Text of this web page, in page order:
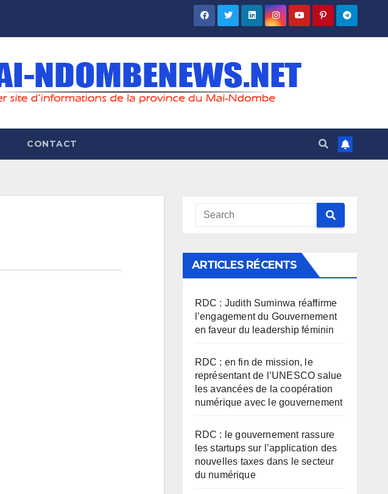
CONTACT
ARTICLES RÉCENTS
RDC : Judith Suminwa réaffirme
l’engagement du Gouvernement
en faveur du leadership féminin
RDC : en fin de mission, le
représentant de l’UNESCO salue
les avancées de la coopération
numérique avec le gouvernement
RDC : le gouvernement rassure
les startups sur l’application des
nouvelles taxes dans le secteur
du numérique